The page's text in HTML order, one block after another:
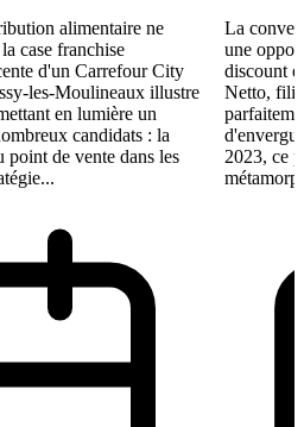
alimentaire ne
case franchise
d'un Carrefour City
les-Moulineaux illustre
en lumière un
candidats : la
point de vente dans les
La
une
discount
Netto,
2023, ce